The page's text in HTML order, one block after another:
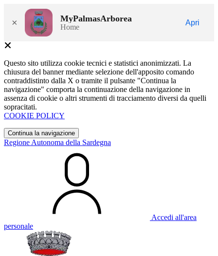
× MyPalmasArborea
Home
Apri
Questo sito utilizza cookie tecnici e statistici anonimizzati. La
chiusura del banner mediante selezione dell'apposito comando
contraddistinto dalla X o tramite il pulsante "Continua la
navigazione" comporta la continuazione della navigazione in
assenza di cookie o altri strumenti di tracciamento diversi da quelli
sopracitati.
COOKIE POLICY
Continua la navigazione
Regione Autonoma della Sardegna
Accedi all'area
personale